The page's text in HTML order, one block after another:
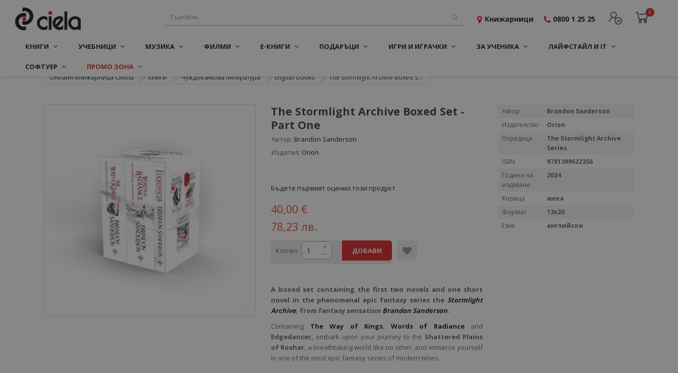
0
Книжарници 0800 1 25 25
КНИГИ УЧЕБНИЦИ МУЗИКА ФИЛМИ Е-КНИГИ ПОДАРЪЦИ ИГРИ И ИГРАЧКИ ЗА УЧЕНИКА ЛАЙФСТАЙЛ И IT
СОФТУЕР ПРОМО ЗОНА
Онлайн книжарница Сиела Книги Чуждоезикова литература English books The Stormlight Archive Boxed S...
The Stormlight Archive Boxed Set -
Part One
Автор: Brandon Sanderson
Издател: Orion
Бъдете първият оценил този продукт
40,00 €
78,23 лв.
Кол-во ДОБАВИ
A boxed set containing the first two novels and one short
novel in the phenomenal epic fantasy series the Stormlight
Archive, from fantasy sensation Brandon Sanderson.
Containing The Way of Kings, Words of Radiance
and
Edgedancer, embark upon your journey to the Shattered Plains
of Roshar, a breathtaking world like no other, and immerse yourself
in one of the most epic fantasy series of modern times.
Повече
Автор
Brandon Sanderson
Издателство
Orion
Поредица
The Stormlight Archive
Series
ISBN
9781399622356
Година на
издаване
2024
Корица
мека
Формат
13x20
Език
английски